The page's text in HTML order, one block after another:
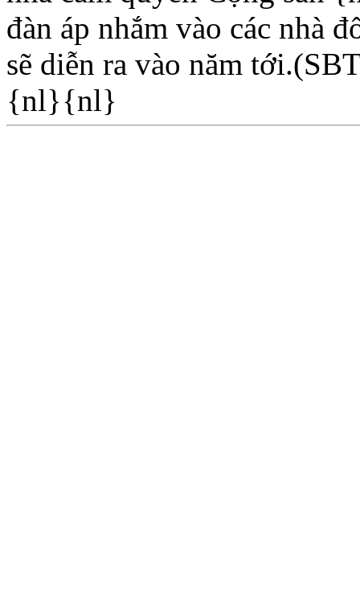
đàn áp nhắm vào các nhà
sẽ diễn ra vào năm
{nl}{nl}